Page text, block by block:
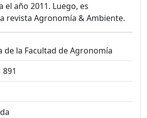
el año 2011. Luego, es
revista Agronomía & Ambiente.
de la Facultad de Agronomía
891